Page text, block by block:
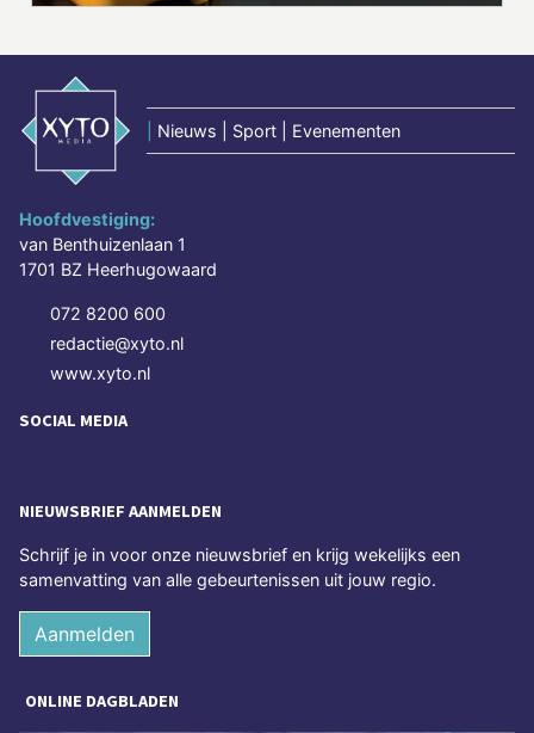
Nieuws | Sport | Evenementen
Hoofdvestiging:
van Benthuizenlaan 1
1701 BZ Heerhugowaard
072 8200 600
redactie@xyto.nl
www.xyto.nl
SOCIAL MEDIA
NIEUWSBRIEF AANMELDEN
Schrijf je in voor onze nieuwsbrief en krijg wekelijks een
samenvatting van alle gebeurtenissen uit jouw regio.
Aanmelden
ONLINE DAGBLADEN